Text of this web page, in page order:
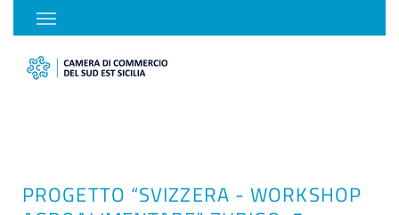
PROGETTO “SVIZZERA - WORKSHOP